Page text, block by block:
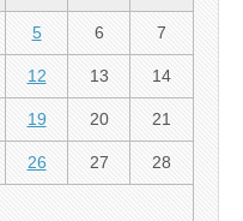
5 6 7
12 13 14
19 20 21
26 27 28